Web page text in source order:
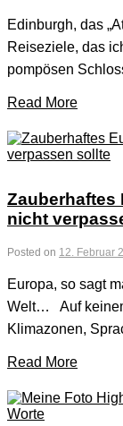
Edinburgh, das
Reiseziele, das
pompösen
Read More
Zauberhaftes
nicht
Posted on 12. Februar
Europa, so sagt
Welt… Auf
Klimazonen,
Read More